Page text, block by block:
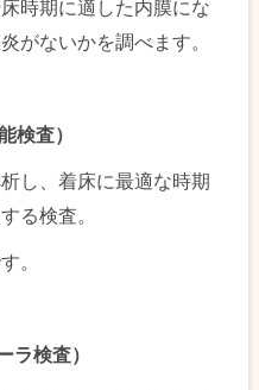
時期に適した内膜にな
がないかを調べます。
検査）
し、着床に最適な時期
る検査。
。
ラ検査）